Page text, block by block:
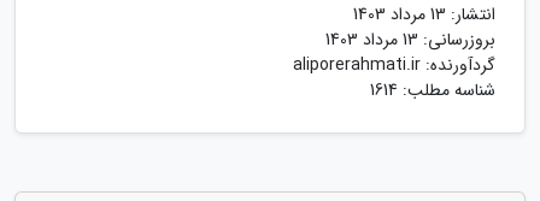
انتشار: 13 مرداد 1403
بروزرسانی: 13 مرداد 1403
گردآورنده: aliporerahmati.ir
شناسه مطلب: 1614